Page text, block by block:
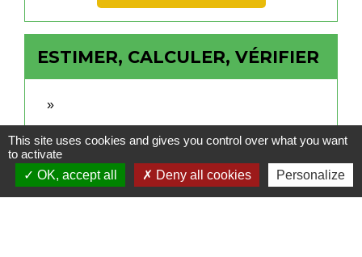
ESTIMER, CALCULER, VÉRIFIER
This site uses cookies and gives you control over what you want
to activate
OK, accept all
Deny all cookies Personalize